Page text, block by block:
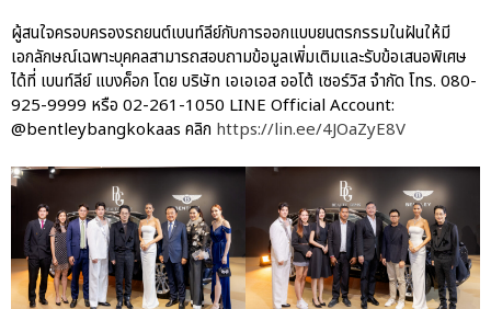
ผู้สนใจครอบครองรถยนต์เบนท์ลีย์กับการออกแบบยนตรกรรมในฝันให้มี
เอกลักษณ์เฉพาะบุคคลสามารถสอบถามข้อมูลเพิ่มเติมและรับข้อเสนอพิเศษ
ได้ที่ เบนท์ลีย์ แบงค็อก โดย บริษัท เอเอเอส ออโต้ เซอร์วิส จำกัด โทร. 080-
925-9999 หรือ 02-261-1050 LINE Official Account:
@bentleybangkokaas คลิก https://lin.ee/4JOaZyE8V